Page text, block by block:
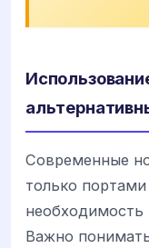
Современные
только портами
необходимость
Важно